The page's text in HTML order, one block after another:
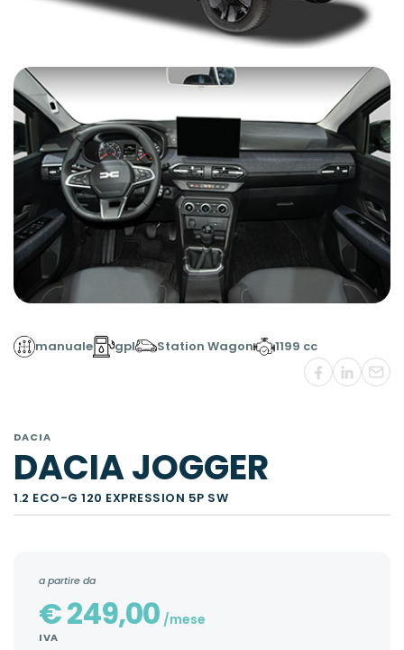
manuale gpl Station Wagon 1199 cc
DACIA
DACIA JOGGER
1.2 ECO-G 120 EXPRESSION 5P SW
a partire da
€249,00 /mese
IVA